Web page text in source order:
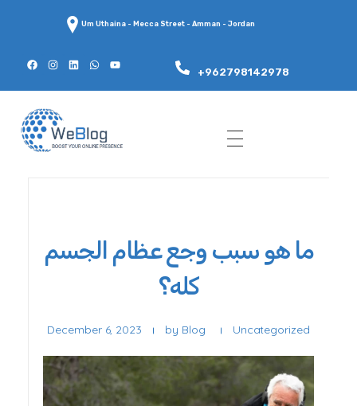
Um Uthaina - Mecca Street - Amman - Jordan
+962798142978
ما هو سبب وجع عظام الجسم
كله؟
December 6, 2023 by Blog Uncategorized